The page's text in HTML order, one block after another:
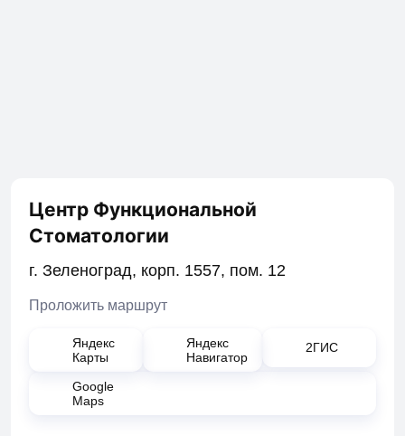
Центр Функциональной
Стоматологии
г. Зеленоград, корп. 1557, пом. 12
Проложить маршрут
Яндекс
Карты
Яндекс
Навигатор
2ГИС
Google
Maps